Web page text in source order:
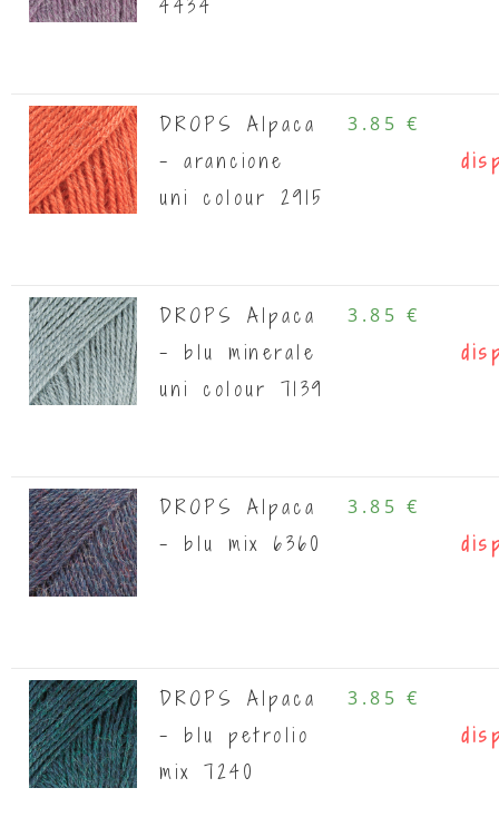
4434
DROPS Alpaca
- arancione
uni colour 2915
3.85 €
DROPS Alpaca
- blu minerale
uni colour 7139
3.85 €
DROPS Alpaca
- blu mix 6360
3.85 €
DROPS Alpaca
- blu petrolio
mix 7240
3.85 €